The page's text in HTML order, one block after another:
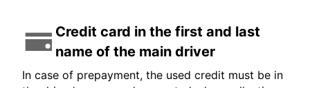
Credit card in the first and last
name of the main driver
In case of prepayment, the used credit must be in